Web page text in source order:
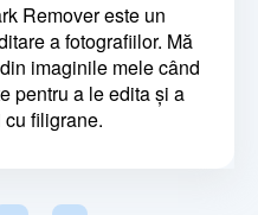
Remover este un
a fotografiilor. Mă
imaginile mele când
pentru a le edita și a
filigrane.